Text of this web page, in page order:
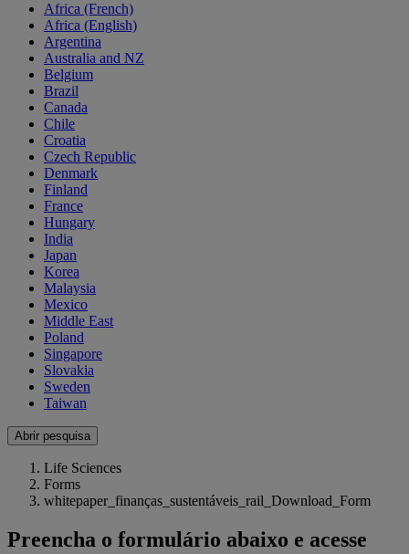
Africa (French)
Africa (English)
Argentina
Australia and NZ
Belgium
Brazil
Canada
Chile
Croatia
Czech Republic
Denmark
Finland
France
Hungary
India
Japan
Korea
Malaysia
Mexico
Middle East
Poland
Singapore
Slovakia
Sweden
Taiwan
Abrir pesquisa
Life Sciences
Forms
whitepaper_finanças_sustentáveis_rail_Download_Form
Preencha o formulário abaixo e acesse